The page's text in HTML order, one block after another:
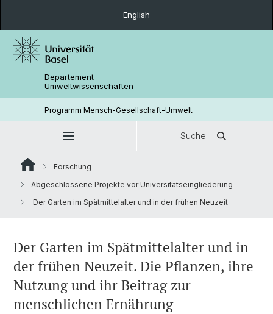
English
Departement
Umweltwissenschaften
Programm Mensch-Gesellschaft-Umwelt
Suche
Forschung
Abgeschlossene Projekte vor Universitätseingliederung
Der Garten im Spätmittelalter und in der frühen Neuzeit
Der Garten im Spätmittelalter und in
der frühen Neuzeit. Die Pflanzen, ihre
Nutzung und ihr Beitrag zur
menschlichen Ernährung